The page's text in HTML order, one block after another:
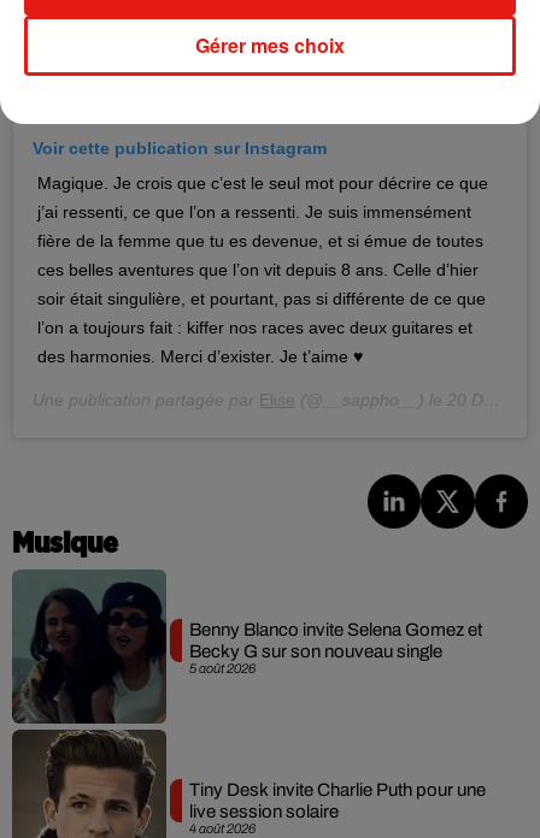
Voir cette publication sur Instagram
Magique. Je crois que c’est le seul mot pour décrire ce que
j’ai ressenti, ce que l’on a ressenti. Je suis immensément
fière de la femme que tu es devenue, et si émue de toutes
ces belles aventures que l’on vit depuis 8 ans. Celle d’hier
soir était singulière, et pourtant, pas si différente de ce que
l’on a toujours fait : kiffer nos races avec deux guitares et
des harmonies. Merci d’exister. Je t’aime ♥️
Une publication partagée par Elise (@__sappho__) le 20 Déc. 2018 à 10 :45 PST
Musique
5 août 2026
Benny Blanco invite Selena Gomez et
Becky G sur son nouveau single
4 août 2026
Tiny Desk invite Charlie Puth pour une
live session solaire
Gérer mes choix